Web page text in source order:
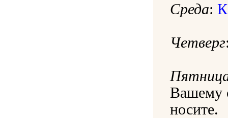
Среда:
Четверг
Вашему
носите.